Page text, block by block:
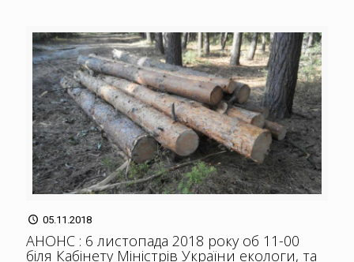
05.11.2018
АНОНС : 6 листопада 2018 року об 11-00
біля Кабінету Міністрів України екологи, та